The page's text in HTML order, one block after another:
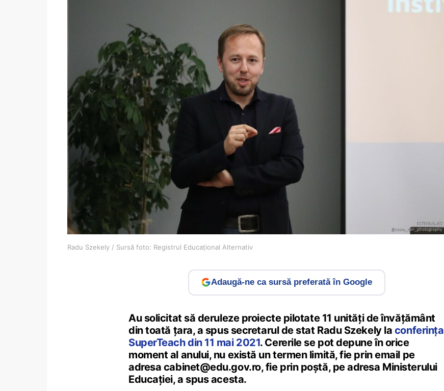
Radu Szekely / Sursă foto: Registrul Educațional Alternativ
Adaugă-ne ca sursă preferată în Google
Au solicitat să deruleze proiecte pilotate 11 unități de învățământ
din toată țara, a spus secretarul de stat Radu Szekely la conferința
SuperTeach din 11 mai 2021. Cererile se pot depune în orice
moment al anului, nu există un termen limită, fie prin email pe
adresa cabinet@edu.gov.ro, fie prin poștă, pe adresa Ministerului
Educației, a spus acesta.